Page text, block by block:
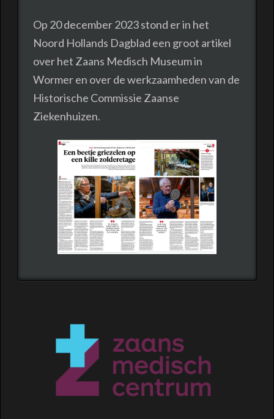
Op 20 december 2023 stond er in het
Noord Hollands Dagblad een groot artikel
over het Zaans Medisch Museum in
Wormer en over de werkzaamheden van de
Historische Commissie Zaanse
Ziekenhuizen.